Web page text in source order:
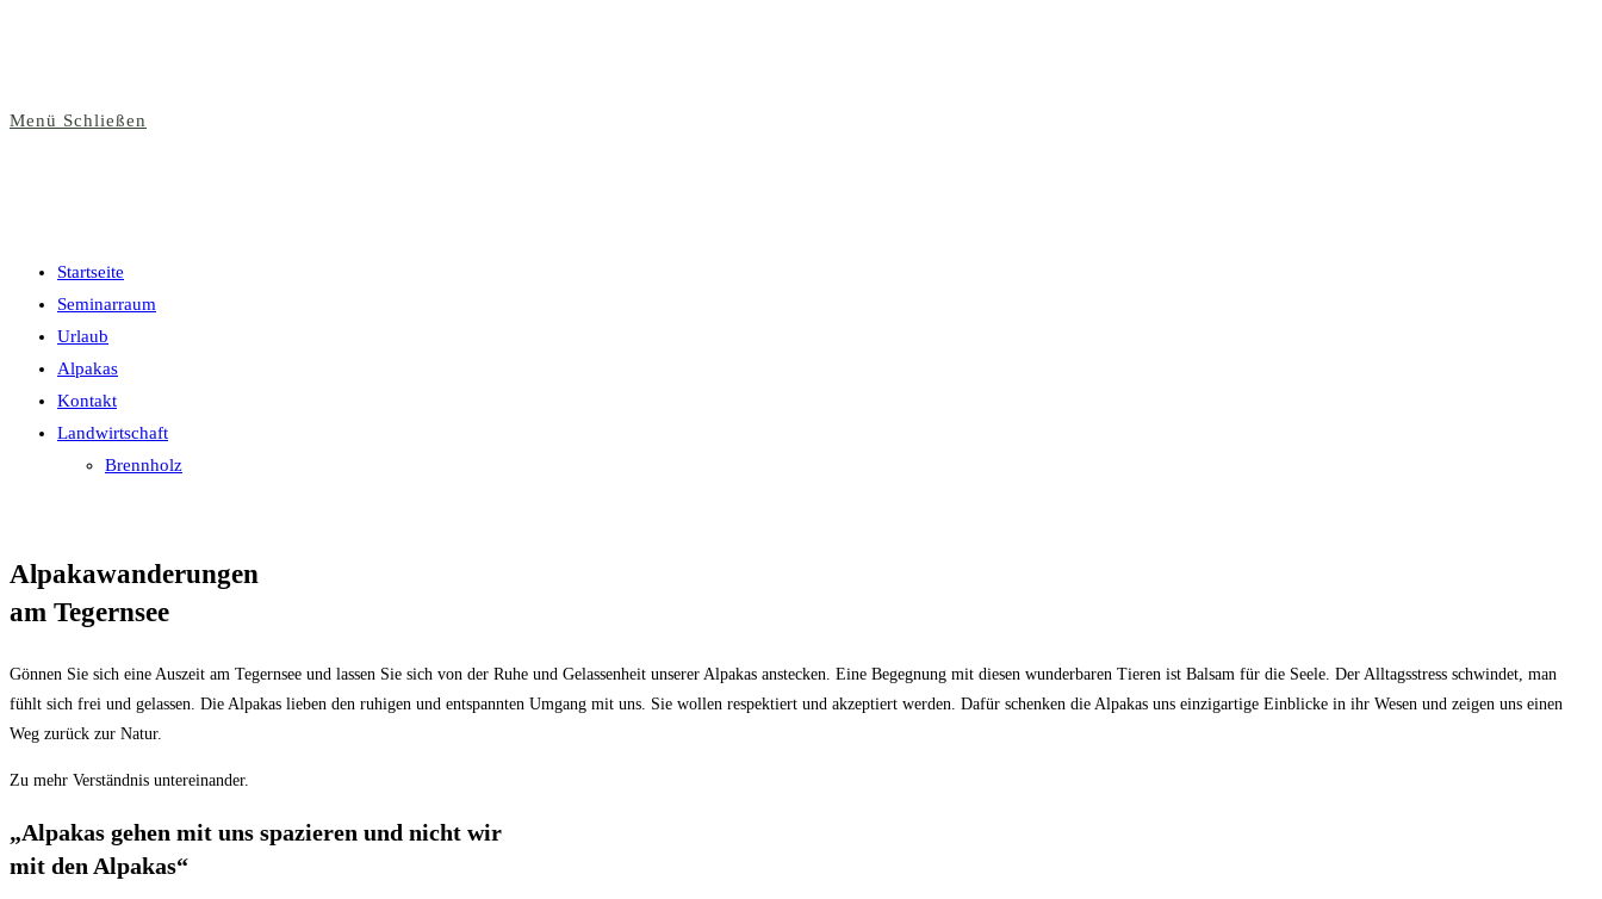
Menü Schließen
Startseite
Seminarraum
Urlaub
Alpakas
Kontakt
Landwirtschaft
Brennholz
Alpakawanderungen
am Tegernsee
Gönnen Sie sich eine Auszeit am Tegernsee und lassen Sie sich von der Ruhe und Gelassenheit unserer Alpakas anstecken. Eine Begegnung mit diesen wunderbaren Tieren ist Balsam für die Seele. Der Alltagsstress schwindet, man
fühlt sich frei und gelassen. Die Alpakas lieben den ruhigen und entspannten Umgang mit uns. Sie wollen respektiert und akzeptiert werden. Dafür schenken die Alpakas uns einzigartige Einblicke in ihr Wesen und zeigen uns einen
Weg zurück zur Natur.
Zu mehr Verständnis untereinander.
„Alpakas gehen mit uns spazieren und nicht wir
mit den Alpakas“